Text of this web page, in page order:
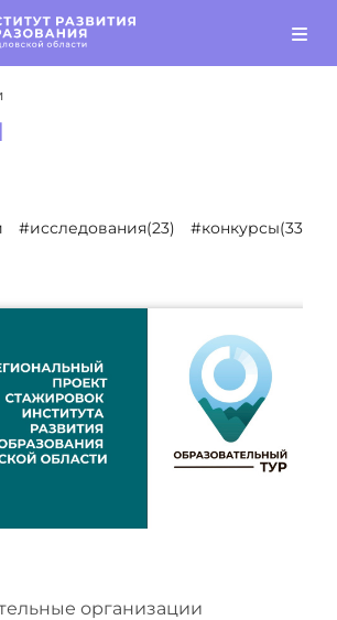
#исследования(23) #конкурсы(330)
организации